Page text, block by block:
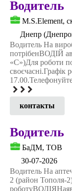
Водитель
M.S.Element,
Днепр
Водитель На
потрібенВОДІЙ
«С»)Для роботи
своєчасні.Графік
контакты
Водитель
БаДМ, ТОВ
30-07-2026
Водитель На
2 (район Тополя-